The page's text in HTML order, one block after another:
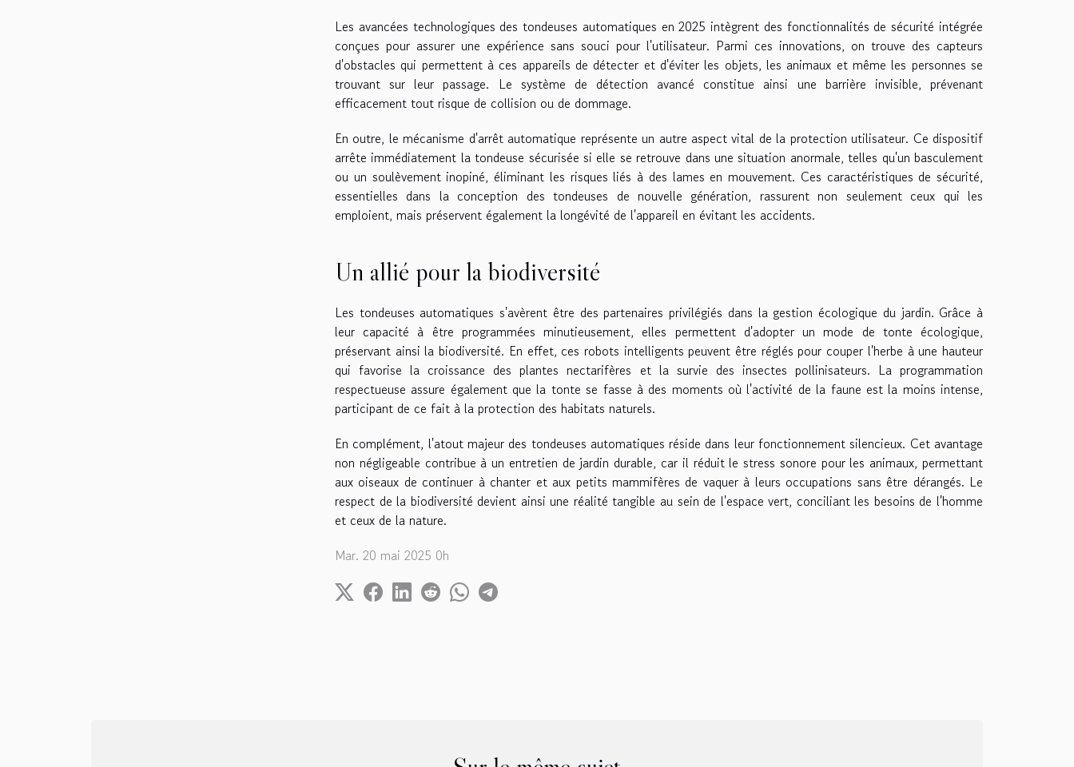
Les avancées technologiques des tondeuses automatiques en 2025 intègrent des fonctionnalités de sécurité intégrée
conçues pour assurer une expérience sans souci pour l'utilisateur. Parmi ces innovations, on trouve des capteurs
d'obstacles qui permettent à ces appareils de détecter et d'éviter les objets, les animaux et même les personnes se
trouvant sur leur passage. Le système de détection avancé constitue ainsi une barrière invisible, prévenant
efficacement tout risque de collision ou de dommage.
En outre, le mécanisme d'arrêt automatique représente un autre aspect vital de la protection utilisateur. Ce dispositif
arrête immédiatement la tondeuse sécurisée si elle se retrouve dans une situation anormale, telles qu'un basculement
ou un soulèvement inopiné, éliminant les risques liés à des lames en mouvement. Ces caractéristiques de sécurité,
essentielles dans la conception des tondeuses de nouvelle génération, rassurent non seulement ceux qui les
emploient, mais préservent également la longévité de l'appareil en évitant les accidents.
Un allié pour la biodiversité
Les tondeuses automatiques s'avèrent être des partenaires privilégiés dans la gestion écologique du jardin. Grâce à
leur capacité à être programmées minutieusement, elles permettent d'adopter un mode de tonte écologique,
préservant ainsi la biodiversité. En effet, ces robots intelligents peuvent être réglés pour couper l'herbe à une hauteur
qui favorise la croissance des plantes nectarifères et la survie des insectes pollinisateurs. La programmation
respectueuse assure également que la tonte se fasse à des moments où l'activité de la faune est la moins intense,
participant de ce fait à la protection des habitats naturels.
En complément, l'atout majeur des tondeuses automatiques réside dans leur fonctionnement silencieux. Cet avantage
non négligeable contribue à un entretien de jardin durable, car il réduit le stress sonore pour les animaux, permettant
aux oiseaux de continuer à chanter et aux petits mammifères de vaquer à leurs occupations sans être dérangés. Le
respect de la biodiversité devient ainsi une réalité tangible au sein de l'espace vert, conciliant les besoins de l'homme
et ceux de la nature.
Mar. 20 mai 2025 0h